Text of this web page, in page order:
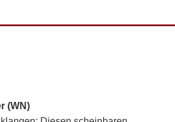
(WN)